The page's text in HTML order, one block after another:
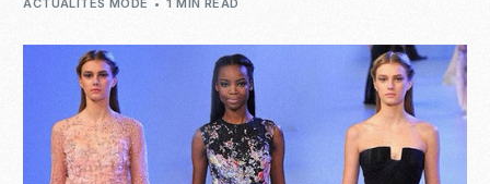
ACTUALITÉS MODE 1 MIN READ